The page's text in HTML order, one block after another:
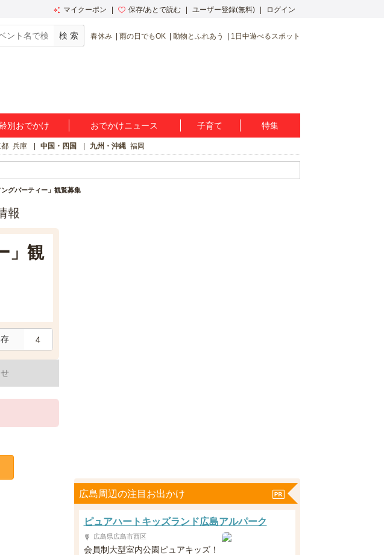
マイクーポン 保存/あとで読む ユーザー登録(無料) ログイン
春休み 雨の日でもOK 動物とふれあう 1日中遊べるスポット
別おでかけ おでかけニュース 子育て 特集
兵庫 中国・四国 九州・沖縄 福岡
グパーティー」観覧募集
報
」観
4
広島周辺の注目お出かけ
ピュアハートキッズランド広島アルパーク
広島県広島市西区
会員制大型室内公園ピュアキッズ！